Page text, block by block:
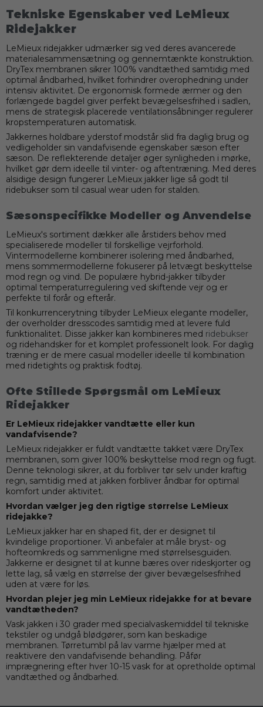
Tekniske Egenskaber ved LeMieux
Ridejakker
LeMieux ridejakker udmærker sig ved deres avancerede
materialesammensætning og gennemtænkte konstruktion.
DryTex membranen sikrer 100% vandtæthed samtidig med
optimal åndbarhed, hvilket forhindrer overophedning under
intensiv aktivitet. De ergonomisk formede ærmer og den
forlængede bagdel giver perfekt bevægelsesfrihed i sadlen,
mens de strategisk placerede ventilationsåbninger regulerer
kropstemperaturen automatisk.
Jakkernes holdbare yderstof modstår slid fra daglig brug og
vedligeholder sin vandafvisende egenskaber sæson efter
sæson. De reflekterende detaljer øger synligheden i mørke,
hvilket gør dem ideelle til vinter- og aftentræning. Med deres
alsidige design fungerer LeMieux jakker lige så godt til
ridebukser som til casual wear uden for stalden.
Sæsonspecifikke Modeller og Anvendelse
LeMieux's sortiment dækker alle årstiders behov med
specialiserede modeller til forskellige vejrforhold.
Vintermodellerne kombinerer isolering med åndbarhed,
mens sommermodellerne fokuserer på letvægt beskyttelse
mod regn og vind. De populære hybrid-jakker tilbyder
optimal temperaturregulering ved skiftende vejr og er
perfekte til forår og efterår.
Til konkurrencerytning tilbyder LeMieux elegante modeller,
der overholder dresscodes samtidig med at levere fuld
funktionalitet. Disse jakker kan kombineres med ridebukser
og ridehandsker for et komplet professionelt look. For daglig
træning er de mere casual modeller ideelle til kombination
med ridetights og praktisk fodtøj.
Ofte Stillede Spørgsmål om LeMieux
Ridejakker
Er LeMieux ridejakker vandtætte eller kun
vandafvisende?
LeMieux ridejakker er fuldt vandtætte takket være DryTex
membranen, som giver 100% beskyttelse mod regn og fugt.
Denne teknologi sikrer, at du forbliver tør selv under kraftig
regn, samtidig med at jakken forbliver åndbar for optimal
komfort under aktivitet.
Hvordan vælger jeg den rigtige størrelse LeMieux
ridejakke?
LeMieux jakker har en shaped fit, der er designet til
kvindelige proportioner. Vi anbefaler at måle bryst- og
hofteomkreds og sammenligne med størrelsesguiden.
Jakkerne er designet til at kunne bæres over rideskjorter og
lette lag, så vælg en størrelse der giver bevægelsesfrihed
uden at være for løs.
Hvordan plejer jeg min LeMieux ridejakke for at bevare
vandtætheden?
Vask jakken i 30 grader med specialvaskemiddel til tekniske
tekstiler og undgå blødgører, som kan beskadige
membranen. Tørretumbl på lav varme hjælper med at
reaktivere den vandafvisende behandling. Påfør
imprægnering efter hver 10-15 vask for at opretholde optimal
vandtæthed og åndbarhed.